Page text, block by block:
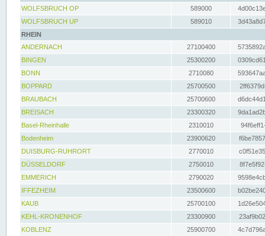
WOLFSBRUCH OP
589000
WOLFSBRUCH UP
589010
RHEIN
ANDERNACH
27100400
BINGEN
25300200
BONN
2710080
BOPPARD
25700500
BRAUBACH
25700600
BREISACH
23300320
Basel-Rheinhalle
2310010
Bodenheim
23900620
DUISBURG-RUHRORT
2770010
DÜSSELDORF
2750010
EMMERICH
2790020
IFFEZHEIM
23500600
KAUB
25700100
KEHL-KRONENHOF
23300900
KOBLENZ
25900700